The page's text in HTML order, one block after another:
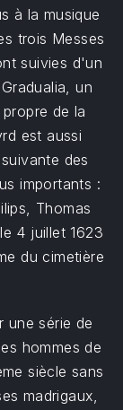
à la musique
trois Messes
suivies d'un
un
de la
est aussi
des
importants :
Thomas
4 juillet 1623
du cimetière
une série de
hommes de
siècle sans
madrigaux,